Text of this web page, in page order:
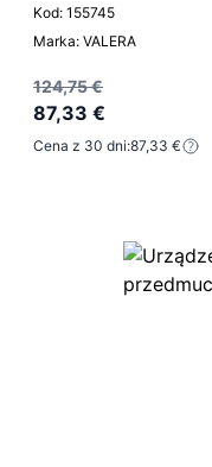
Kod: 155745
Marka: VALERA
124,75 €
87,33 €
Cena z 30 dni:87,33 €